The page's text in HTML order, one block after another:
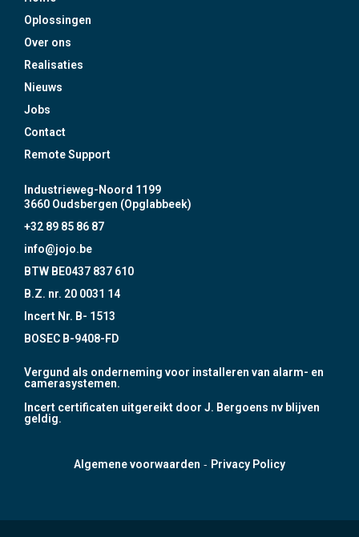
Oplossingen
Over ons
Realisaties
Nieuws
Jobs
Contact
Remote Support
Industrieweg-Noord 1199
3660 Oudsbergen (Opglabbeek)
+32 89 85 86 87
info@jojo.be
BTW BE0437 837 610
B.Z. nr. 20 0031 14
Incert Nr. B- 1513
BOSEC B-9408-FD
Vergund als onderneming voor installeren van alarm- en
camerasystemen.
Incert certificaten uitgereikt door J. Bergoens nv blijven
geldig.
Algemene voorwaarden - Privacy Policy